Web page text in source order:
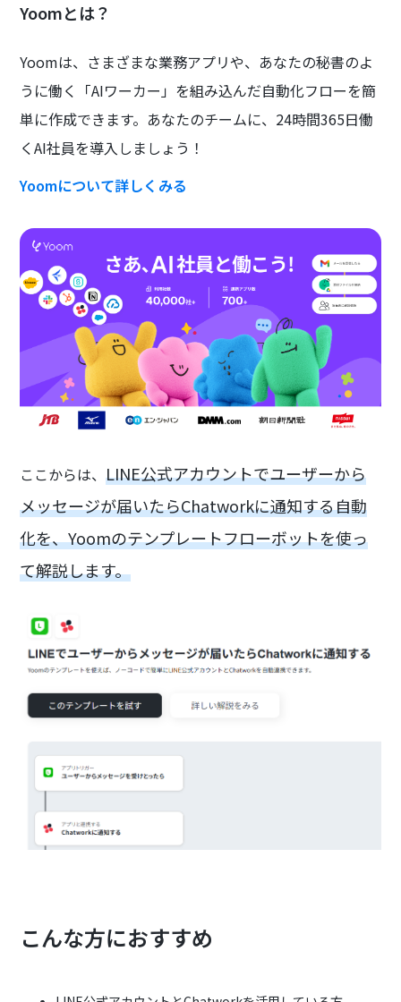
Yoomとは？
Yoomは、さまざまな業務アプリや、あなたの秘書のよ
うに働く「AIワーカー」を組み込んだ自動化フローを簡
単に作成できます。あなたのチームに、24時間365日働
くAI社員を導入しましょう！
Yoomについて詳しくみる
ここからは、LINE公式アカウントでユーザーから
メッセージが届いたらChatworkに通知する自動
化を、Yoomのテンプレートフローボットを使っ
て解説します。
こんな方におすすめ